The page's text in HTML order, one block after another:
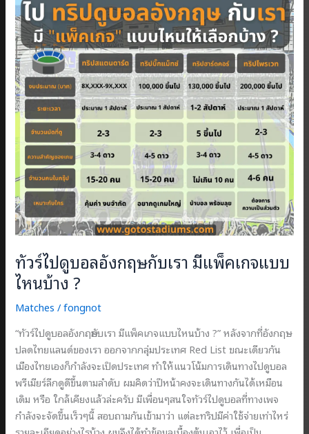
บอล
พรีเมียร์
ลีก
2022
ทัวร์ไปดูบอลอังกฤษกับเรา มีแพ็คเกจแบบ
ไหนบ้าง ?
Matches /fongnot
“ทัวร์ไปดูบอลอังกฤษกับเรา มีแพ็คเกจแบบไหนบ้าง ?” หลังจากที่อังกฤษ
ปลดไทยแลนด์ของเรา ออกจากกลุ่มประเทศ Red List ขณะเดียวกัน
เมืองไทยเองก็กำลังจะเปิดประเทศ ทำให้แนวโน้มการเดินทางไปดูบอล
พรีเมียร์ลีกดูดีขึ้นตามลำดับ ผมคิดว่าปีหน้าคงจะเดินทางกันได้เหมือน
เดิม หรือ ใกล้เคียงแล้วล่ะครับ มีเพื่อนๆสนใจทัวร์ไปดูบอลที่ทางเพจ
กำลังจะจัดขึ้นเร็วๆนี้ สอบถามกันเข้ามาว่า แต่ละทริปมีค่าใช้จ่ายเท่าไหร่